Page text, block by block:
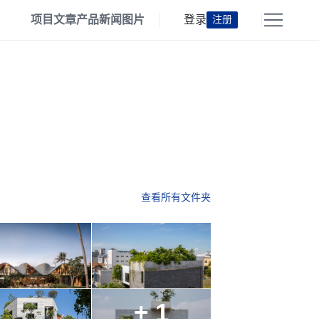
项目文章产品新闻 图片 登录 注册
查看所有文件夹
+ 1